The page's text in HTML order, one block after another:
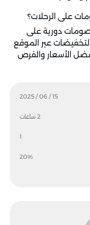
15 / 06 / 2025
2 ساعات
1
20%
على الرحلات؟
دورية على
عبر الموقع
الأسعار والفرص